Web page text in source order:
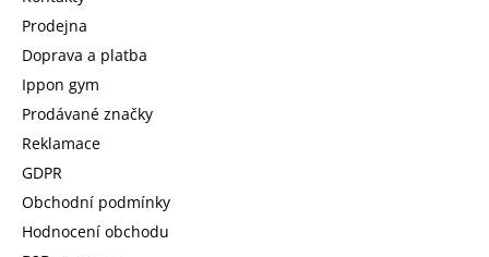
Prodejna
Doprava a platba
Ippon gym
Prodávané značky
Reklamace
GDPR
Obchodní podmínky
Hodnocení obchodu